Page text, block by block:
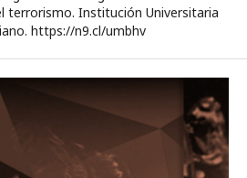
terrorismo. Institución Universitaria
https://n9.cl/umbhv